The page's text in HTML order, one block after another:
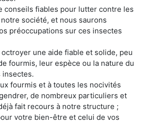
conseils fiables pour lutter contre les
société, et nous saurons
préoccupations sur ces insectes
une aide fiable et solide, peu
fourmis, leur espèce ou la nature du
insectes.
fourmis et à toutes les nocivités
de nombreux particuliers et
fait recours à notre structure ;
votre bien-être et celui de vos